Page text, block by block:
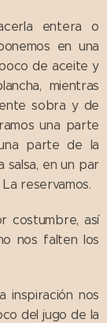
entera o
en una
de aceite y
mientras
sobra y de
una parte
parte de la
salsa, en un par
reservamos.
costumbre, así
nos falten los
inspiración nos
del jugo de la